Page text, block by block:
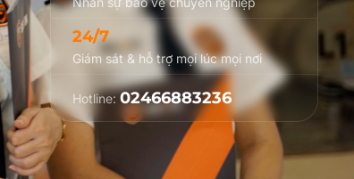
24/7
Giám sát & hỗ trợ mọi lúc mọi nơi
Hotline: 02466883236